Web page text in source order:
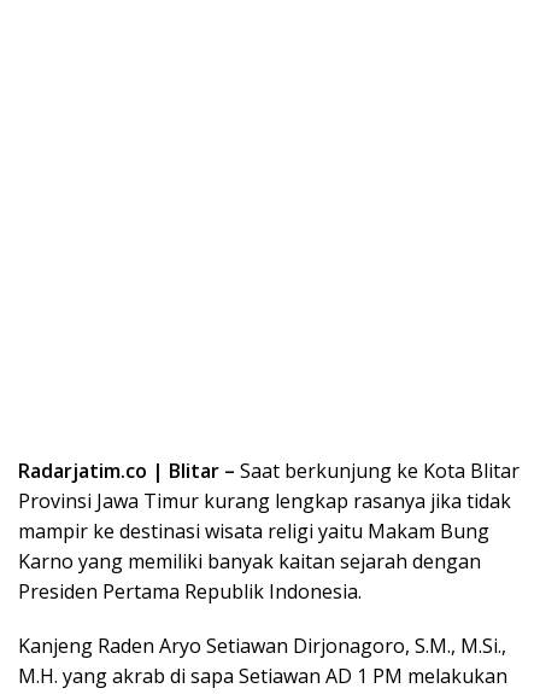
Radarjatim.co | Blitar – Saat berkunjung ke Kota Blitar
Provinsi Jawa Timur kurang lengkap rasanya jika tidak
mampir ke destinasi wisata religi yaitu Makam Bung
Karno yang memiliki banyak kaitan sejarah dengan
Presiden Pertama Republik Indonesia.
Kanjeng Raden Aryo Setiawan Dirjonagoro, S.M., M.Si.,
M.H. yang akrab di sapa Setiawan AD 1 PM melakukan